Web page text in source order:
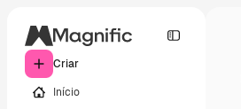
Criar
Início